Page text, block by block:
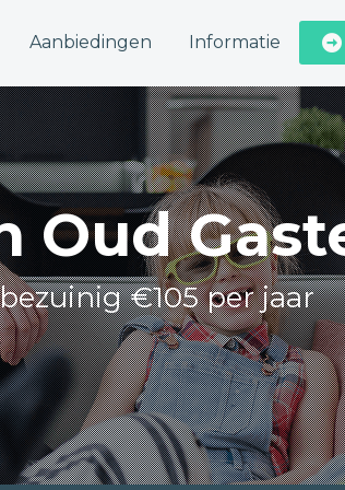
Aanbiedingen Informatie
Oud
€105 per jaar